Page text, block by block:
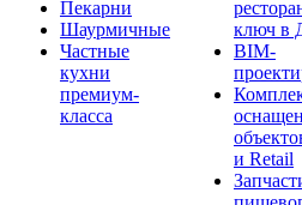
Пекарни
Шаурмичные
Частные
кухни
премиум-
класса
ключ в
BIM-
и Retail